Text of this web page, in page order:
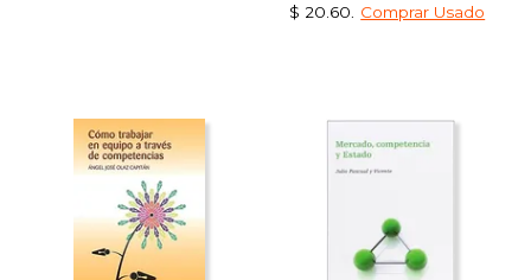
40%
dcto. $ 71.43 dcto.
$ 20.60
Comprar Usado